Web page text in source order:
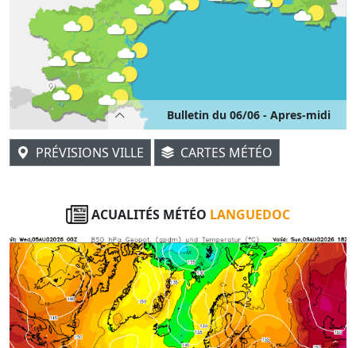
Bulletin du 06/06 - Apres-midi
PRÉVISIONS VILLE CARTES MÉTÉO
ACUALITÉS MÉTÉO LANGUEDOC